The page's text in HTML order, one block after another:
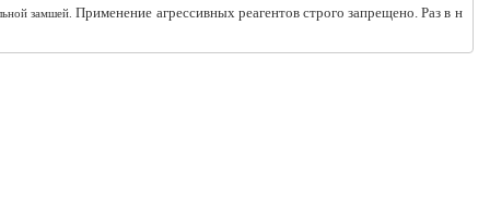
замшей. Применение агрессивных реагентов строго запрещено. Раз в н